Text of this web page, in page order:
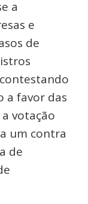
a
e
de
a favor das
votação
um contra
de